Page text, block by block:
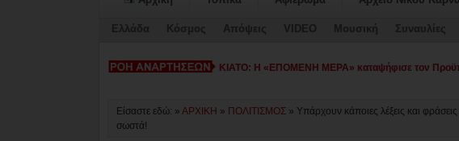
Ελλάδα Κόσμος Απόψεις VIDEO Μουσική Συναυλίες
ΚΙΑΤΟ: Η «ΕΠΟΜΕΝΗ ΜΕΡΑ» καταψήφισε τον
Είσαστε εδώ: » ΑΡΧΙΚΗ » ΠΟΛΙΤΙΣΜΟΣ » Υπάρχουν κάποιες λέξεις και
σωστά!